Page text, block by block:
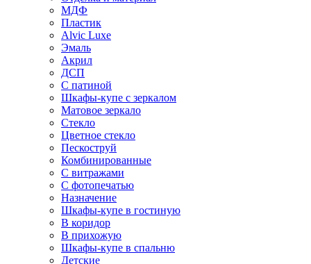
МДФ
Пластик
Alvic Luxe
Эмаль
Акрил
ДСП
С патиной
Шкафы-купе с зеркалом
Матовое зеркало
Стекло
Цветное стекло
Пескоструй
Комбинированные
С витражами
С фотопечатью
Назначение
Шкафы-купе в гостиную
В коридор
В прихожую
Шкафы-купе в спальню
Детские